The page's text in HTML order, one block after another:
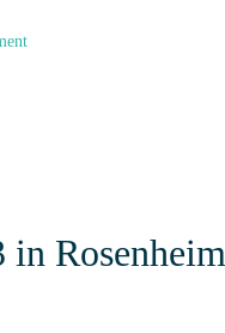
in Rosenheim